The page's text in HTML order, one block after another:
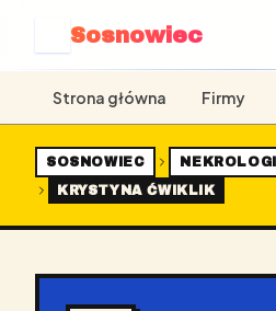
Sosnowiec
Strona główna Firmy
SOSNOWIEC
NEKROLOGI
KRYSTYNA ĆWIKLIK